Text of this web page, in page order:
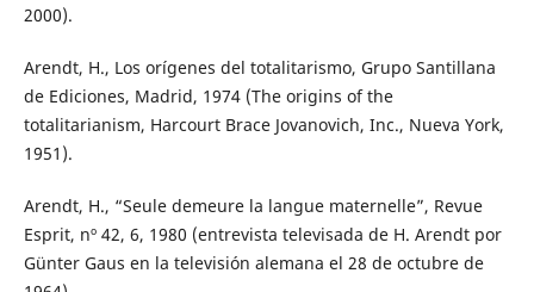
2000).
Arendt, H., Los orígenes del totalitarismo, Grupo Santillana
de Ediciones, Madrid, 1974 (The origins of the
totalitarianism, Harcourt Brace Jovanovich, Inc., Nueva York,
1951).
Arendt, H., “Seule demeure la langue maternelle”, Revue
Esprit, nº 42, 6, 1980 (entrevista televisada de H. Arendt por
Günter Gaus en la televisión alemana el 28 de octubre de